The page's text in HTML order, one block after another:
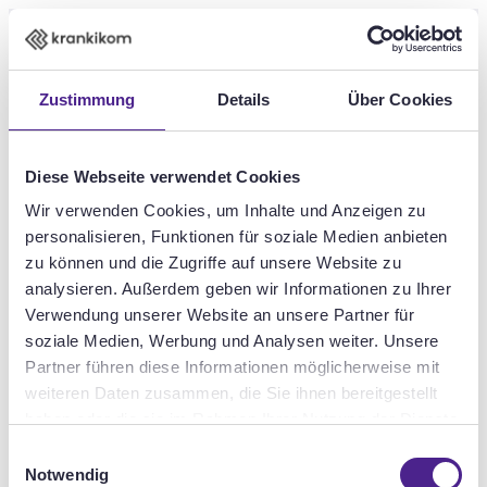
Zustimmung Details Über Cookies
Diese Webseite verwendet Cookies
Wir verwenden Cookies, um Inhalte und Anzeigen zu
personalisieren, Funktionen für soziale Medien anbieten
zu können und die Zugriffe auf unsere Website zu
analysieren. Außerdem geben wir Informationen zu Ihrer
Verwendung unserer Website an unsere Partner für
soziale Medien, Werbung und Analysen weiter. Unsere
Partner führen diese Informationen möglicherweise mit
weiteren Daten zusammen, die Sie ihnen bereitgestellt
Notwendig
DE
dass du hier bist!
safety first
Datenschutzerklärung